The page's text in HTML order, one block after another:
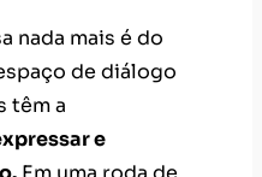
nada mais é do
de diálogo
têm a
e